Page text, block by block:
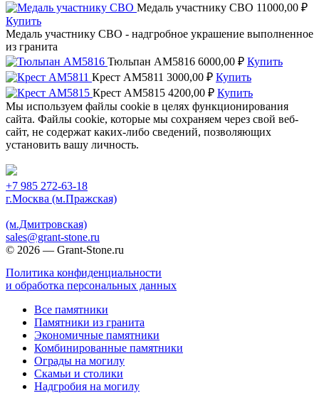
Медаль участнику СВО 11000,00 ₽
Купить
Медаль участнику СВО - надгробное украшение выполненное
из гранита
Тюльпан AM5816 6000,00 ₽ Купить
Крест AM5811 3000,00 ₽ Купить
Крест AM5815 4200,00 ₽ Купить
Мы используем файлы cookie в целях функционирования
сайта. Файлы cookie, которые мы сохраняем через свой веб-
сайт, не содержат каких-либо сведений, позволяющих
установить вашу личность.
+7 985 272-63-18
г.Москва (м.Пражская)
(м.Дмитровская)
sales@grant-stone.ru
© 2026 — Grant-Stone.ru
Политика конфиденциальности
и обработка персональных данных
Все памятники
Памятники из гранита
Экономичные памятники
Комбинированные памятники
Ограды на могилу
Cкамьи и столики
Надгробия на могилу